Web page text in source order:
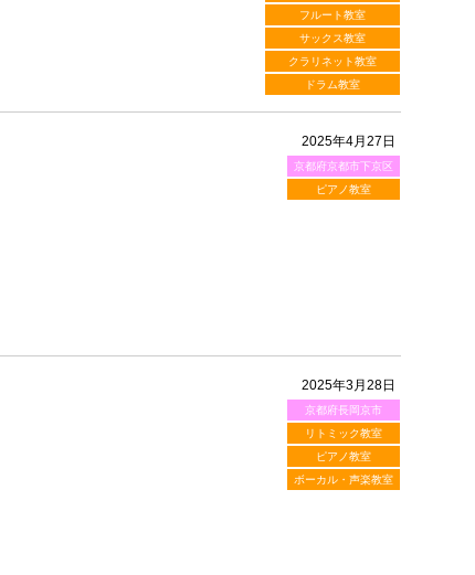
フルート教室
サックス教室
クラリネット教室
ドラム教室
2025年4月27日
京都府京都市下京区
ピアノ教室
2025年3月28日
京都府長岡京市
リトミック教室
ピアノ教室
ボーカル・声楽教室